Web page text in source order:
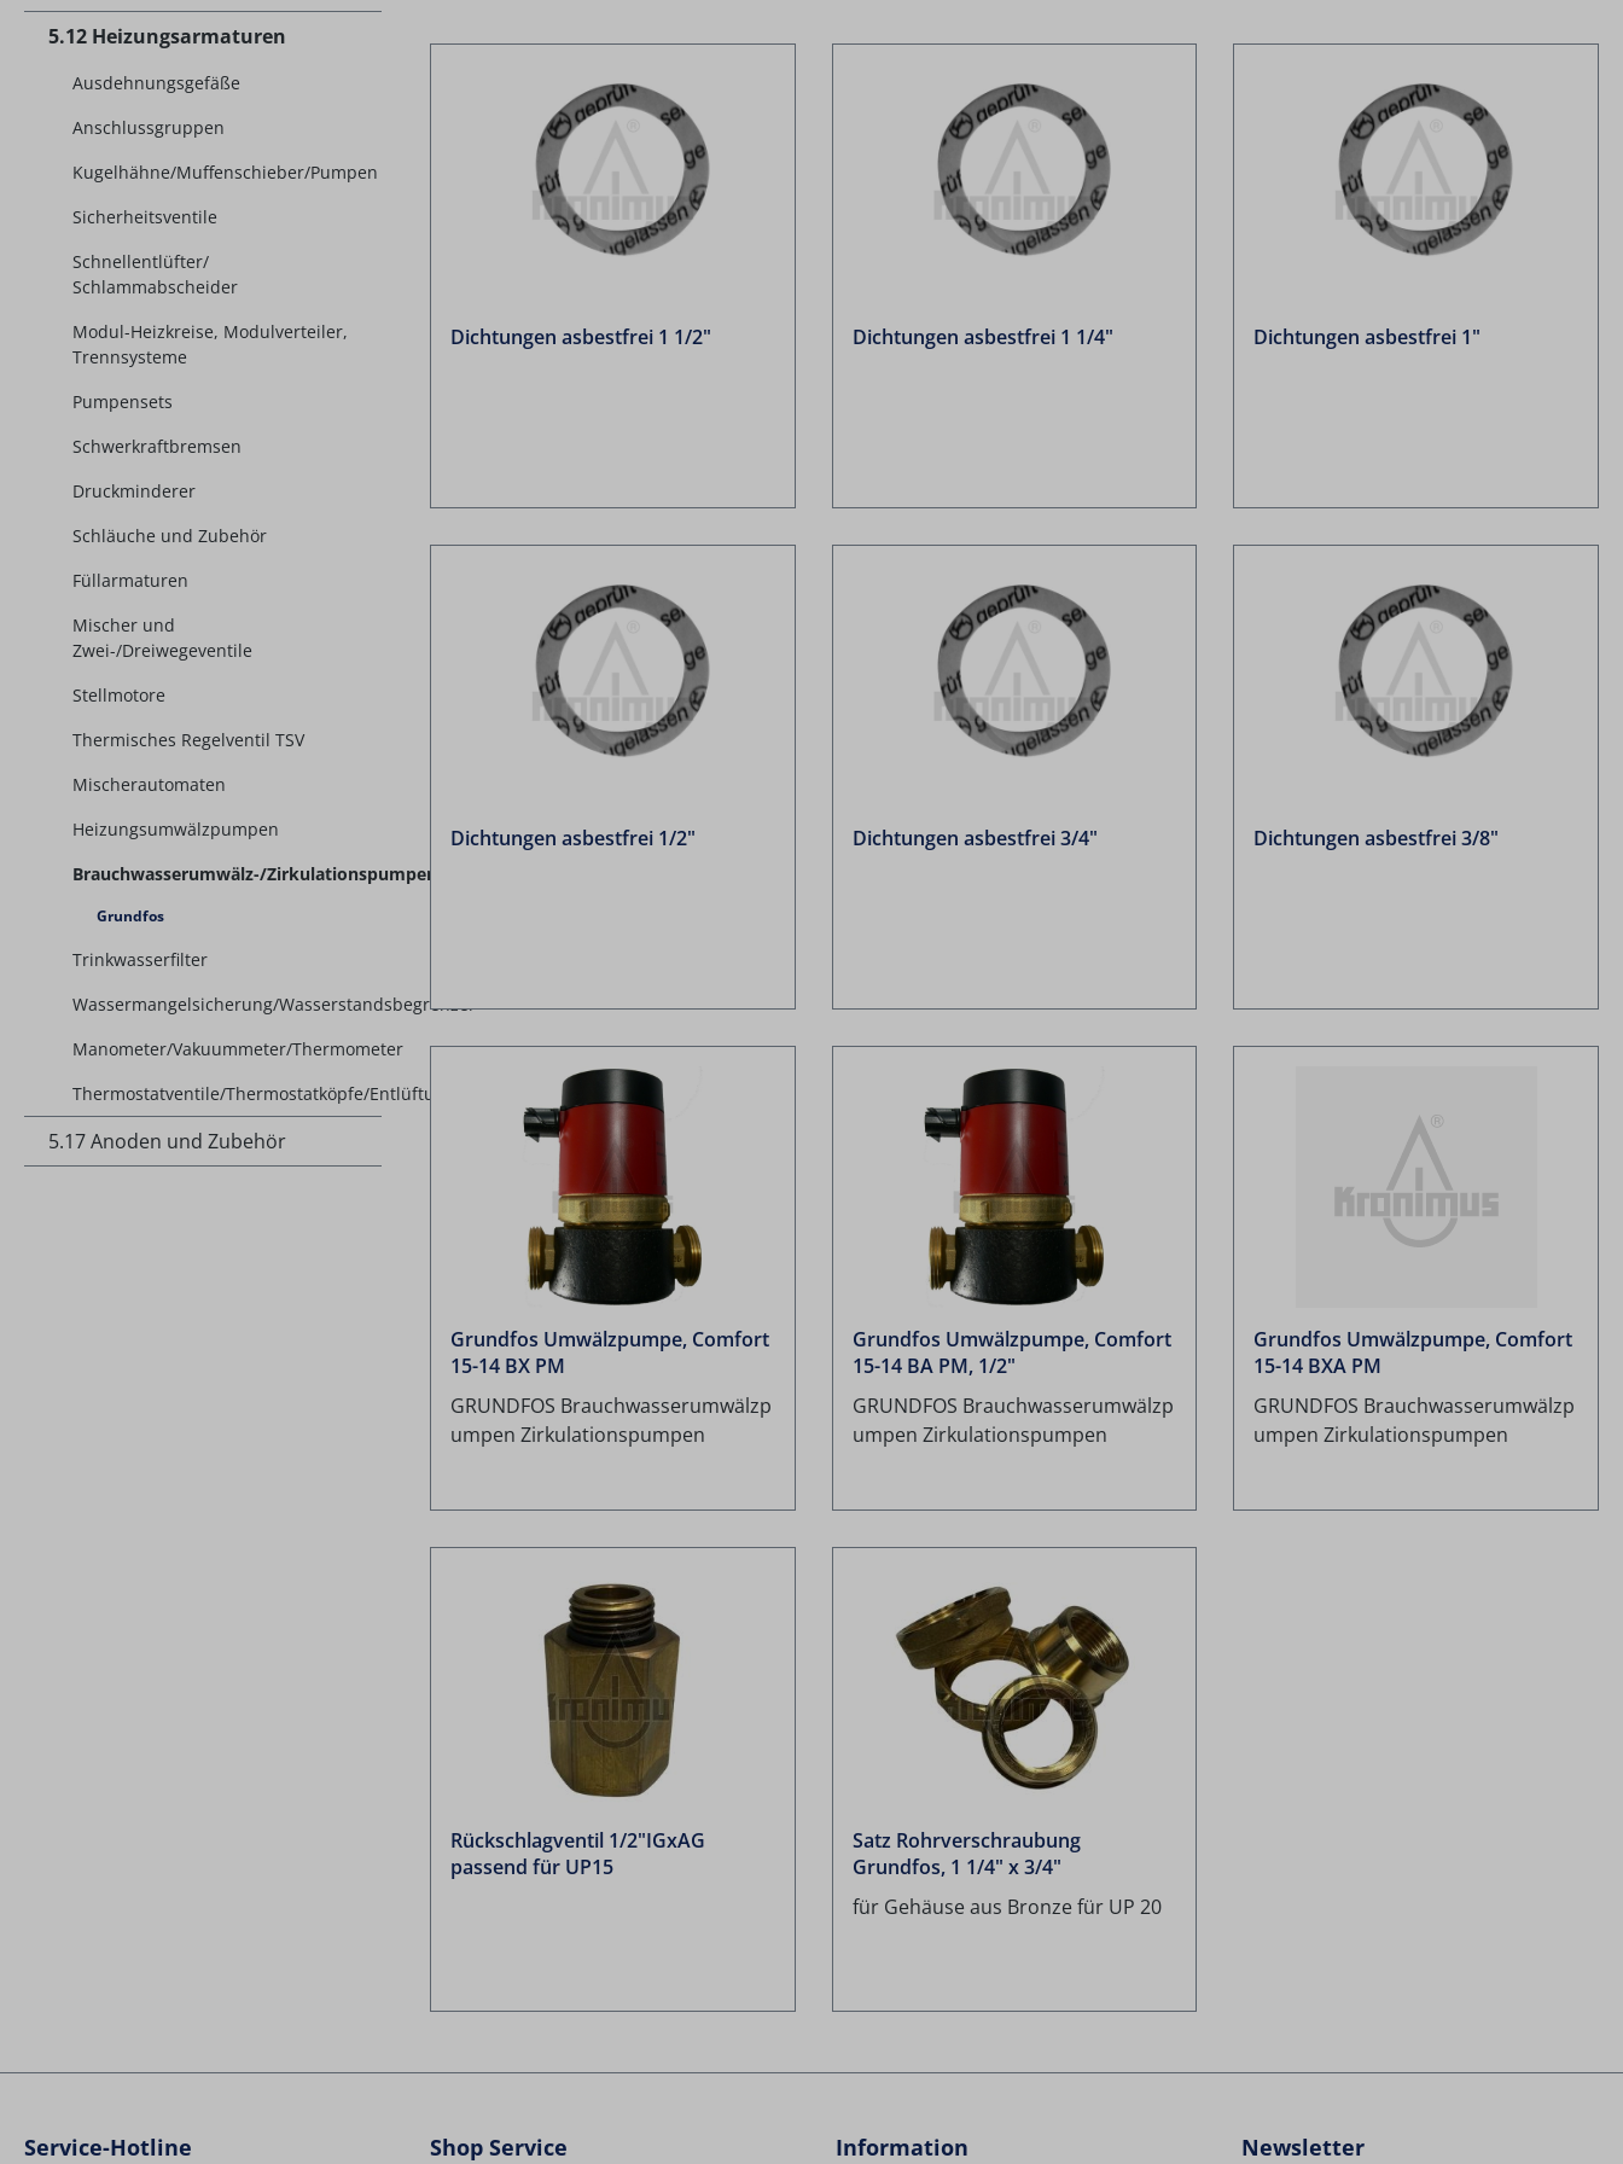
5.12 Heizungsarmaturen
Ausdehnungsgefäße
Anschlussgruppen
Kugelhähne/Muffenschieber/Pumpen
Sicherheitsventile
Schnellentlüfter/
Schlammabscheider
Modul-Heizkreise, Modulverteiler,
Trennsysteme
Pumpensets
Schwerkraftbremsen
Druckminderer
Schläuche und Zubehör
Füllarmaturen
Mischer und
Zwei-/Dreiwegeventile
Stellmotore
Thermisches Regelventil TSV
Mischerautomaten
Heizungsumwälzpumpen
Brauchwasserumwälz-/Zirkulationspumpen
Grundfos
Trinkwasserfilter
Wassermangelsicherung/Wasserstandsbegrenzer
Manometer/Vakuummeter/Thermometer
Thermostatventile/Thermostatköpfe/Entlüftung
5.17 Anoden und Zubehör
Dichtungen asbestfrei 1 1/2" Dichtungen asbestfrei 1 1/4" Dichtungen asbestfrei 1"
Dichtungen asbestfrei 1/2" Dichtungen asbestfrei 3/4" Dichtungen asbestfrei 3/8"
Grundfos Umwälzpumpe, Comfort
15-14 BX PM
GRUNDFOS Brauchwasserumwälzp
umpen Zirkulationspumpen
Grundfos Umwälzpumpe, Comfort
15-14 BA PM, 1/2"
GRUNDFOS Brauchwasserumwälzp
umpen Zirkulationspumpen
Grundfos Umwälzpumpe, Comfort
15-14 BXA PM
GRUNDFOS Brauchwasserumwälzp
umpen Zirkulationspumpen
Rückschlagventil 1/2"IGxAG
passend für UP15
Satz Rohrverschraubung
Grundfos, 1 1/4" x 3/4"
für Gehäuse aus Bronze für UP 20
Service-Hotline Shop Service Information Newsletter